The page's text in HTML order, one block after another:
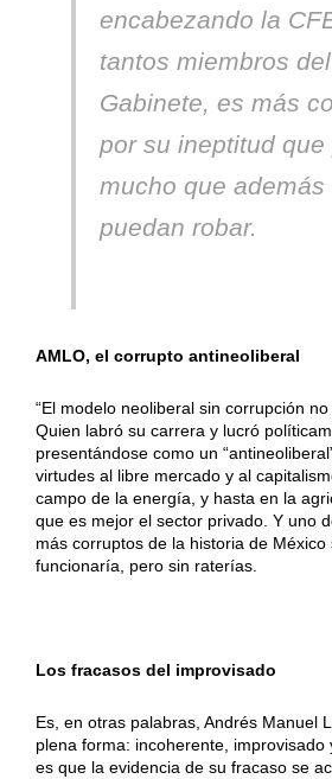
encabezando la
tantos miembros del
Gabinete, es más
por su ineptitud que
mucho que además
puedan robar.
AMLO, el corrupto antineoliberal
“El modelo neoliberal sin corrupción
Quien labró su carrera y lucró
presentándose como un
virtudes al libre mercado y al
campo de la energía, y hasta en la
que es mejor el sector privado. Y uno
más corruptos de la historia de
funcionaría, pero sin raterías.
Los fracasos del improvisado
Es, en otras palabras, Andrés Manuel
plena forma: incoherente, improvisado
es que la evidencia de su fracaso se